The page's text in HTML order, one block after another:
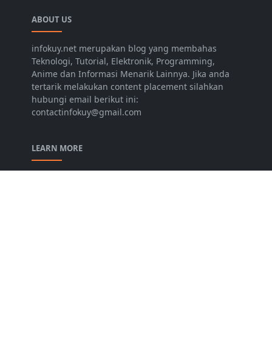
ABOUT US
infokuy.net merupakan blog yang membahas
Teknologi, Tutorial, Elektronik, Programming,
Anime dan Informasi Menarik Lainnya. Jika anda
tertarik melakukan content placement silahkan
hubungi email berikut ini:
contactinfokuy@gmail.com
LEARN MORE